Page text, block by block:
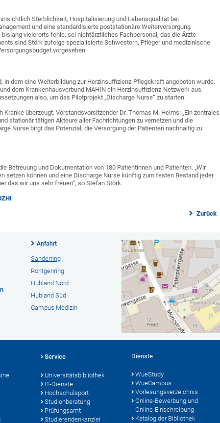
Sterblichkeit, Hospitalisierung und Lebensqualität bei
und eine standardisierte poststationäre Weiterversorgung
vielerorts fehle, sei nichtärztliches Fachpersonal, das die Ärzte
sind Störk zufolge spezialisierte Schwestern, Pfleger und medizinische
vorgesehen.
dem eine Weiterbildung zur Herzinsuffizienz-Pflegekraft angeboten wurde.
dem Krankenhausverbund MAHIN ein Herzinsuffizienz-Netzwerk aus
also, um das Pilotprojekt „Discharge Nurse“ zu starten.
überzeugt. Vorstandsvorsitzender Dr. Thomas M. Helms: „Ein zentrales
stationär tätigen Akteure aller Fachrichtungen zu vernetzen und die
Nurse birgt das Potenzial, die Versorgung der Patienten nachhaltig zu
Betreuung und Dokumentation von 180 Patientinnen und Patienten. „Wir
setzen können und eine Discharge Nurse künftig zum festen Bestand jeder
das wir uns sehr freuen“, so Stefan Störk.
Zurück
Anfahrt
Sanderring
Röntgenring
Hubland Nord
Hubland Süd
Campus Medizin
Service
Universitätsbibliothek
IT-Dienste
Hochschulsport
Studienberatung
Prüfungsamt
Studierendenkanzlei
Dienste
WueStudy
WueCampus
Vorlesungsverzeichnis
Online-Bewerbung und
Online-Einschreibung
Katalog der Bibliothek